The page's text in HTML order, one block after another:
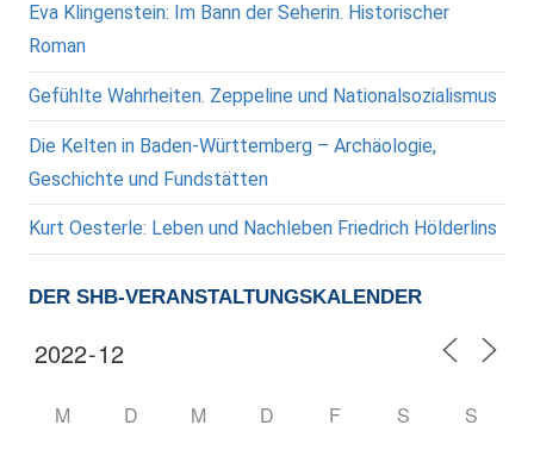
Eva Klingenstein: Im Bann der Seherin. Historischer
Roman
Gefühlte Wahrheiten. Zeppeline und Nationalsozialismus
Die Kelten in Baden-Württemberg – Archäologie,
Geschichte und Fundstätten
Kurt Oesterle: Leben und Nachleben Friedrich Hölderlins
DER SHB-VERANSTALTUNGSKALENDER
M D M D F S S